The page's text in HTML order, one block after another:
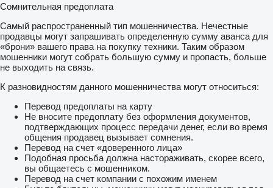
Сомнительная предоплата
Самый распространенный тип мошенничества. Нечестные
продавцы могут запрашивать определенную сумму аванса для
«брони» вашего права на покупку техники. Таким образом
мошенники могут собрать большую сумму и пропасть, больше
не выходить на связь.
К разновидностям данного мошенничества могут относиться:
Перевод предоплаты на карту
Не вносите предоплату без оформления документов,
подтверждающих процесс передачи денег, если во время
общения продавец вызывает сомнения.
Перевод на счет «доверенного лица»
Подобная просьба должна настораживать, скорее всего,
вы общаетесь с мошенником.
Перевод на счет компании с похожим именем